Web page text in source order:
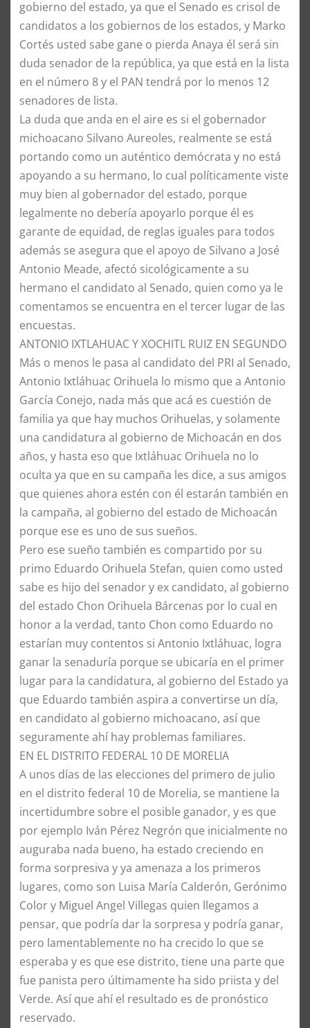
gobierno del estado, ya que el Senado es crisol de
candidatos a los gobiernos de los estados, y Marko
Cortés usted sabe gane o pierda Anaya él será sin
duda senador de la república, ya que está en la lista
en el número 8 y el PAN tendrá por lo menos 12
senadores de lista.
La duda que anda en el aire es si el gobernador
michoacano Silvano Aureoles, realmente se está
portando como un auténtico demócrata y no está
apoyando a su hermano, lo cual políticamente viste
muy bien al gobernador del estado, porque
legalmente no debería apoyarlo porque él es
garante de equidad, de reglas iguales para todos
además se asegura que el apoyo de Silvano a José
Antonio Meade, afectó sicológicamente a su
hermano el candidato al Senado, quien como ya le
comentamos se encuentra en el tercer lugar de las
encuestas.
ANTONIO IXTLAHUAC Y XOCHITL RUIZ EN SEGUNDO
Más o menos le pasa al candidato del PRI al Senado,
Antonio Ixtláhuac Orihuela lo mismo que a Antonio
García Conejo, nada más que acá es cuestión de
familia ya que hay muchos Orihuelas, y solamente
una candidatura al gobierno de Michoacán en dos
años, y hasta eso que Ixtláhuac Orihuela no lo
oculta ya que en su campaña les dice, a sus amigos
que quienes ahora estén con él estarán también en
la campaña, al gobierno del estado de Michoacán
porque ese es uno de sus sueños.
Pero ese sueño también es compartido por su
primo Eduardo Orihuela Stefan, quien como usted
sabe es hijo del senador y ex candidato, al gobierno
del estado Chon Orihuela Bárcenas por lo cual en
honor a la verdad, tanto Chon como Eduardo no
estarían muy contentos si Antonio Ixtláhuac, logra
ganar la senaduría porque se ubicaría en el primer
lugar para la candidatura, al gobierno del Estado ya
que Eduardo también aspira a convertirse un día,
en candidato al gobierno michoacano, así que
seguramente ahí hay problemas familiares.
EN EL DISTRITO FEDERAL 10 DE MORELIA
A unos días de las elecciones del primero de julio
en el distrito federal 10 de Morelia, se mantiene la
incertidumbre sobre el posible ganador, y es que
por ejemplo Iván Pérez Negrón que inicialmente no
auguraba nada bueno, ha estado creciendo en
forma sorpresiva y ya amenaza a los primeros
lugares, como son Luisa María Calderón, Gerónimo
Color y Miguel Angel Villegas quien llegamos a
pensar, que podría dar la sorpresa y podría ganar,
pero lamentablemente no ha crecido lo que se
esperaba y es que ese distrito, tiene una parte que
fue panista pero últimamente ha sido priista y del
Verde. Así que ahí el resultado es de pronóstico
reservado.